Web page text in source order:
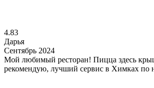
4.83
Дарья
Сентябрь 2024
Мой любимый ресторан! Пицца здесь
рекомендую, лучший сервис в Химках по